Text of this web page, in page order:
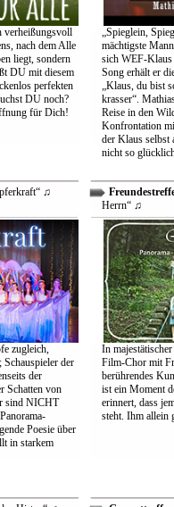
verheißungsvoll
nach dem Alle
liegt, sondern
DU mit diesem
perfekten
DU noch?
für Dich!
„Spieglein,
mächtigste
sich WEF-Klaus
Song erhält er
„Klaus, du bist
krasser“.
Reise in den
Konfrontation
der Klaus
nicht so
♫
zugleich,
Schauspieler der
der
Schatten von
sind NICHT
Poesie über
in starkem
Herrn“ ♫
In
Film-Chor mit
berührendes
ist ein Moment
erinnert, dass
steht. Ihm allein